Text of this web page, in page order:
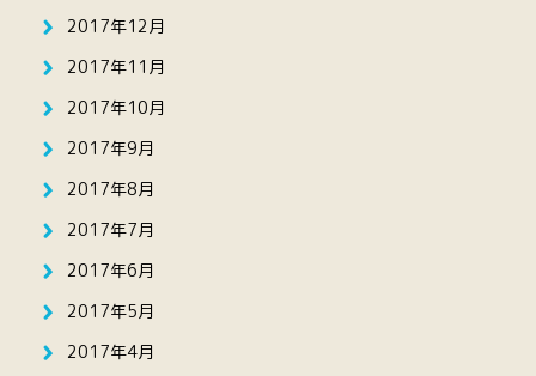
2017年12月
2017年11月
2017年10月
2017年9月
2017年8月
2017年7月
2017年6月
2017年5月
2017年4月